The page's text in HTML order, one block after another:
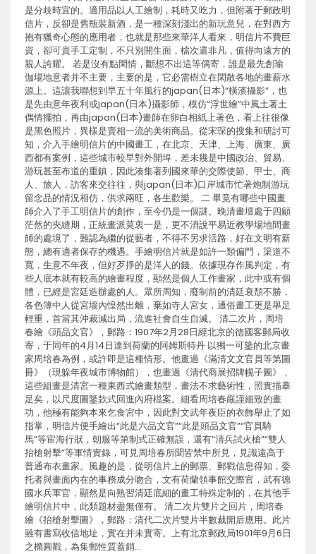
是分歧時宜的。適用品以人工繪制，耗時又吃力，但附著于郵政明
信片，反卻是舊瓶裝新酒，是一種深刻淺出的新玩意兒，在對西方
抱有獵奇心態的應用者，也就是那些來華洋人看來，明信片不費巨
資，卻可貴手工定制，不只別開生面，檔次還非凡，值得向遠方的
親人誇耀。 若是沒有點閑情，斷想不出這等偶寄，誰是最先創瑜
伽場地意者并不主要，主要的是，它必需樹立在閑散各地的畫薪水
源上。這讓我聯想到早五十年風行的japan(日本)“橫濱攝影”，也
是先由意年夜利或japan(日本)攝影師，模仿“浮世繪”中風土著土
偶情擺拍，再由japan(日本)畫師在卵白相紙上著色，看上往很像
是黑色照片，異樣是賣相一流的美術商品。從宋琛的搜集和研討可
知，介入手繪明信片的中國畫工，在北京、天津、上海、廣東、廣
西都有案例，這些城市較早對外開埠，差未幾是中國政治、貿易、
游玩甚至布道的重鎮，因此湊集著列國來華的交際使節、甲士、商
人、旅人，訪客來交往往，與japan(日本)口岸城市忙著炮制游玩
留念品的情況相仿，供求兩旺，各生歡樂。 二 畢竟有哪些中國畫
師介入了手工明信片的創作，至今仍是一個謎。晚清畫壇處于四顧
茫然的夾縫期，正統畫派莫衷一是，更不消說平易近教學場地間畫
師的處境了，難認為繼的從藝者，不得不另求活路，好在文明有新
態，總有適者保存的機遇。手繪明信片就是如許一類偏門，渠道不
寬，生意不年夜，但好歹掙的是洋人的錢。依據現存作風判定，有
些人底本就有較高的繪畫程度，顯然是個人工作畫家，此中或有個
體，已經是宮廷造辦處的人。眾所周知，廢制前的清廷衰頹不勝，
各色簿中人從宮墻內惶然出離，棄如寺人宮女，通俗畫工更是舉足
輕重，首當其沖裁減出局，流進社會自生自滅。 清二次片，周培
春繪《頭品文官》，郵路：1907年2月28日經北京的德國客郵局收
寄，于同年的4月14日達到荷蘭的阿姆斯特丹 以獨一可鑒的北京畫
家周培春為例，或許即是這種情形。他畫過《滿清文文官員等第圖
冊》（現躲年夜城市博物館），也畫過《清代商展招牌幌子圖》，
這些組畫是清宮一種東西式繪畫類型，畫法不求藝術性，照實描摹
足矣，以尺度圖鑒款式回進內府檔案。細看周培春嚴謹細致的畫
功，他極有能夠本來乞食宮中，因此對文武年夜臣的衣飾舉止了如
指掌，明信片便手繪出“此是六品文官”“此是頭品文官”“官員騎
馬”等宦海行狀，朝服等第制式正確無誤，還有“清兵試火槍”“雙人
抬槍射擊”等軍情實錄，可見周培春所聞皆禁中所見，見識遠高于
普通布衣畫家。風趣的是，從明信片上的郵票、郵戳信息得知，委
托者與畫面內在的事務成分吻合，文有荷蘭領事館交際官，武有德
國水兵軍官，顯然是向熟習清廷底細的畫工特殊定制的，在其他手
繪明信片中，此類題材盡無僅有。 清二次片雙片之回片，周培春
繪《抬槍射擊圖》，郵路：清代二次片雙片半數裁開后應用。此片
雖有書寫收信地址，實在并未實寄。上有北京郵政局1901年9月6日
之橢圓戳，為集郵性質蓋銷…